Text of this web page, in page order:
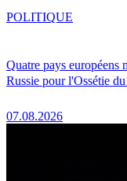
Quatre pays européens
Russie pour l'Ossétie
07.08.2026
POLITIQUE